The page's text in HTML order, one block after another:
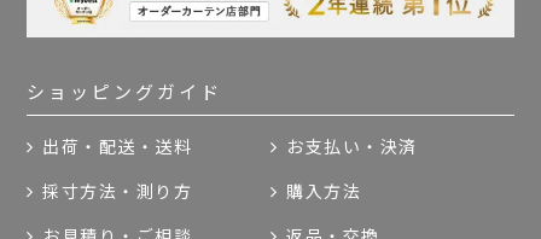
ショッピングガイド
出荷・配送・送料 お支払い・決済
採寸方法・測り方 購入方法